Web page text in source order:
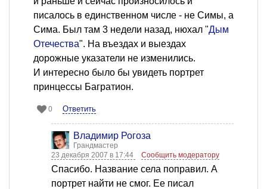
писалось в единственном числе - не Симы, а
Сима. Был там 3 недели назад, нюхал "Дым
Отечества". На въездах и выездах
дорожные указатели не изменились.
И интересно было бы увидеть портрет
принцессы Багратион.
0 Ответить
Владимир Рогоза
Грандмастер
23 декабря 2007 в 17:44
Сообщить модератору
Спасибо. Название села поправил. А
портрет найти не смог. Ее писал